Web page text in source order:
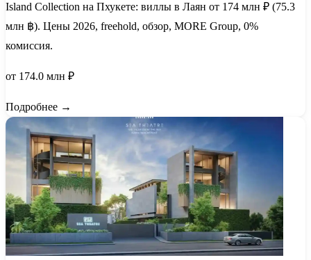
Island Collection на Пхукете: виллы в Лаян от 174 млн ₽ (75.3
млн ฿). Цены 2026, freehold, обзор, MORE Group, 0%
комиссия.
от 174.0 млн ₽
Подробнее →